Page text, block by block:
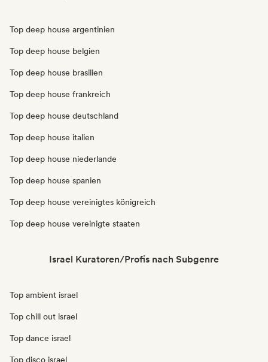
Top deep house argentinien
Top deep house belgien
Top deep house brasilien
Top deep house frankreich
Top deep house deutschland
Top deep house italien
Top deep house niederlande
Top deep house spanien
Top deep house vereinigtes königreich
Top deep house vereinigte staaten
Israel Kuratoren/Profis nach Subgenre
Top ambient israel
Top chill out israel
Top dance israel
Top disco israel